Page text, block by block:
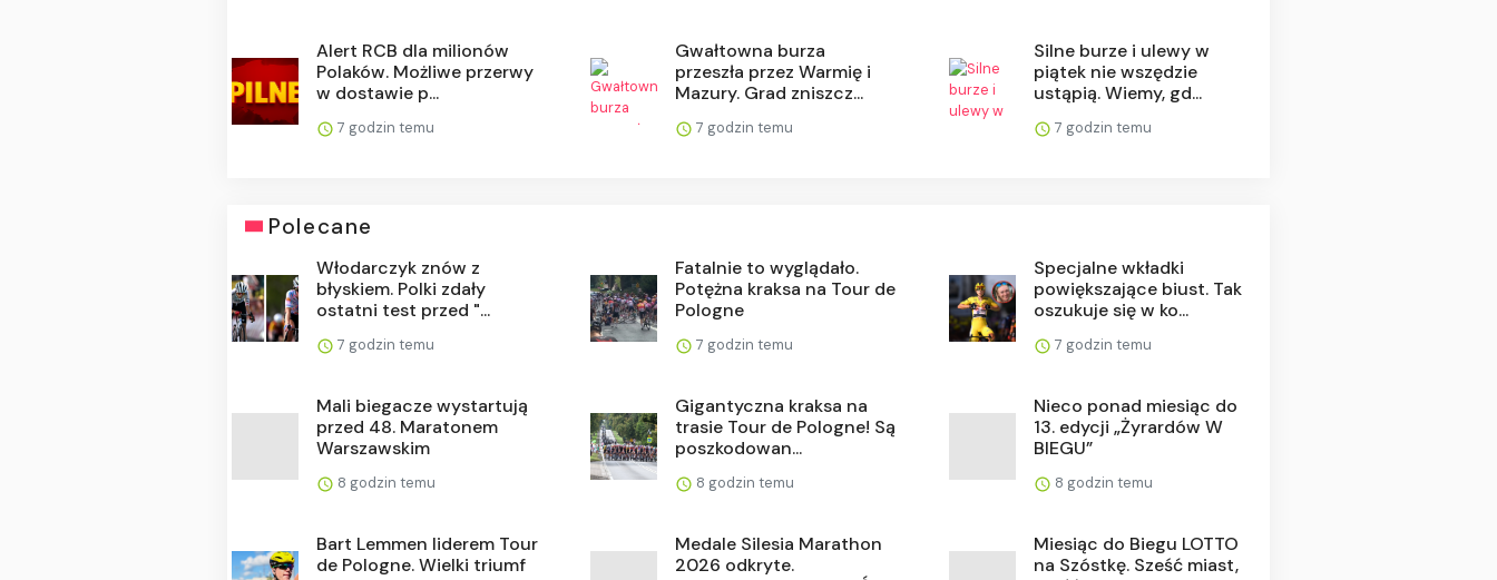
Alert RCB dla milionów
Polaków. Możliwe przerwy
w dostawie p...
7 godzin temu
Gwałtowna burza
przeszła przez Warmię i
Mazury. Grad zniszcz...
7 godzin temu
Silne burze i ulewy w
piątek nie wszędzie
ustąpią. Wiemy, gd...
7 godzin temu
Polecane
Włodarczyk znów z
błyskiem. Polki zdały
ostatni test przed "...
7 godzin temu
Fatalnie to wyglądało.
Potężna kraksa na Tour de
Pologne
7 godzin temu
Specjalne wkładki
powiększające biust. Tak
oszukuje się w ko...
7 godzin temu
Mali biegacze wystartują
przed 48. Maratonem
Warszawskim
8 godzin temu
Gigantyczna kraksa na
trasie Tour de Pologne! Są
poszkodowan...
8 godzin temu
Nieco ponad miesiąc do
13. edycji „Żyrardów W
BIEGU”
8 godzin temu
Bart Lemmen liderem Tour
de Pologne. Wielki triumf
Medale Silesia Marathon
2026 odkryte.
Miesiąc do Biegu LOTTO
na Szóstkę. Sześć miast,